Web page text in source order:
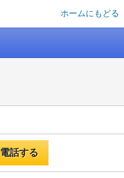
ホームにもどる
電話する